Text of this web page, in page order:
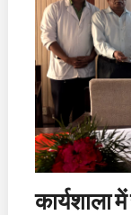
कार्यशाला